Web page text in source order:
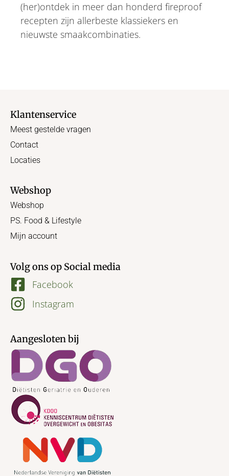
(her)ontdek in meer dan honderd fireproof
recepten zijn allerbeste klassiekers en
nieuwste smaakcombinaties.
Klantenservice
Meest gestelde vragen
Contact
Locaties
Webshop
Webshop
PS. Food & Lifestyle
Mijn account
Volg ons op Social media
Facebook
Instagram
Aangesloten bij